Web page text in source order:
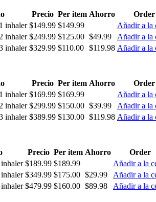
Precio Per item Ahorro
Order
inhaler $149.99 $149.99
Añadir a la
inhaler $249.99 $125.00 $49.99
Añadir a la
inhaler $329.99 $110.00 $119.98 Añadir a la
Precio Per item Ahorro
Order
inhaler $169.99 $169.99
Añadir a la
inhaler $299.99 $150.00 $39.99
Añadir a la
inhaler $389.99 $130.00 $119.98 Añadir a la
Precio Per item Ahorro
Order
$189.99 $189.99
Añadir a la
$349.99 $175.00 $29.99
Añadir a la
$479.99 $160.00 $89.98 Añadir a la